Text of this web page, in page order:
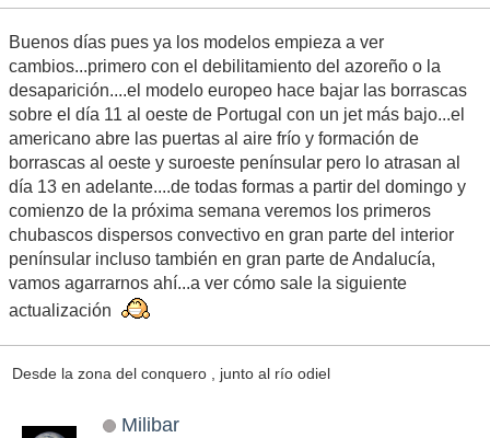
Buenos días pues ya los modelos empieza a ver
cambios...primero con el debilitamiento del azoreño o la
desaparición....el modelo europeo hace bajar las borrascas
sobre el día 11 al oeste de Portugal con un jet más bajo...el
americano abre las puertas al aire frío y formación de
borrascas al oeste y suroeste penínsular pero lo atrasan al
día 13 en adelante....de todas formas a partir del domingo y
comienzo de la próxima semana veremos los primeros
chubascos dispersos convectivo en gran parte del interior
penínsular incluso también en gran parte de Andalucía,
vamos agarrarnos ahí...a ver cómo sale la siguiente
actualización
Desde la zona del conquero , junto al río odiel
Milibar